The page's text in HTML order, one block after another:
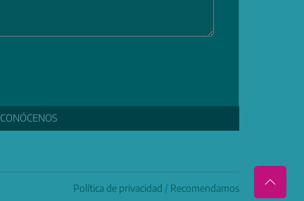
CONÓCENOS
Política de privacidad / Recomendamos